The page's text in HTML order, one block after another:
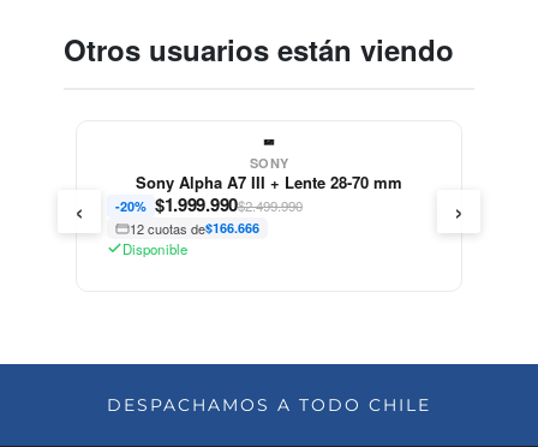
Otros usuarios están viendo
III + Lente 28-70 mm Canon EOS M50 MK II
$979.990
‹ ›
DESPACHAMOS A TODO CHILE